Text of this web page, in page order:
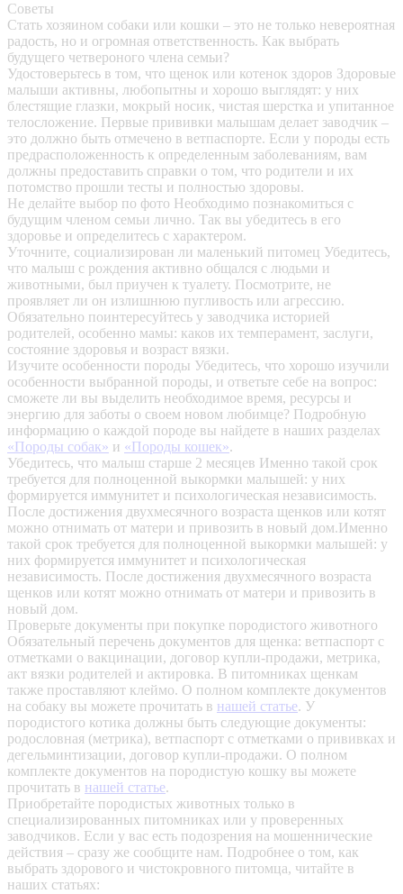
Советы
Стать хозяином собаки или кошки – это не только невероятная
радость, но и огромная ответственность. Как выбрать
будущего четвероного члена семьи?
Удостоверьтесь в том, что щенок или котенок здоров Здоровые
малыши активны, любопытны и хорошо выглядят: у них
блестящие глазки, мокрый носик, чистая шерстка и упитанное
телосложение. Первые прививки малышам делает заводчик –
это должно быть отмечено в ветпаспорте. Если у породы есть
предрасположенность к определенным заболеваниям, вам
должны предоставить справки о том, что родители и их
потомство прошли тесты и полностью здоровы.
Не делайте выбор по фото Необходимо познакомиться с
будущим членом семьи лично. Так вы убедитесь в его
здоровье и определитесь с характером.
Уточните, социализирован ли маленький питомец Убедитесь,
что малыш с рождения активно общался с людьми и
животными, был приучен к туалету. Посмотрите, не
проявляет ли он излишнюю пугливость или агрессию.
Обязательно поинтересуйтесь у заводчика историей
родителей, особенно мамы: каков их темперамент, заслуги,
состояние здоровья и возраст вязки.
Изучите особенности породы Убедитесь, что хорошо изучили
особенности выбранной породы, и ответьте себе на вопрос:
сможете ли вы выделить необходимое время, ресурсы и
энергию для заботы о своем новом любимце? Подробную
информацию о каждой породе вы найдете в наших разделах
«Породы собак» и «Породы кошек».
Убедитесь, что малыш старше 2 месяцев Именно такой срок
требуется для полноценной выкормки малышей: у них
формируется иммунитет и психологическая независимость.
После достижения двухмесячного возраста щенков или котят
можно отнимать от матери и привозить в новый дом.Именно
такой срок требуется для полноценной выкормки малышей: у
них формируется иммунитет и психологическая
независимость. После достижения двухмесячного возраста
щенков или котят можно отнимать от матери и привозить в
новый дом.
Проверьте документы при покупке породистого животного
Обязательный перечень документов для щенка: ветпаспорт с
отметками о вакцинации, договор купли-продажи, метрика,
акт вязки родителей и актировка. В питомниках щенкам
также проставляют клеймо. О полном комплекте документов
на собаку вы можете прочитать в нашей статье. У
породистого котика должны быть следующие документы:
родословная (метрика), ветпаспорт с отметками о прививках и
дегельминтизации, договор купли-продажи. О полном
комплекте документов на породистую кошку вы можете
прочитать в нашей статье.
Приобретайте породистых животных только в
специализированных питомниках или у проверенных
заводчиков. Если у вас есть подозрения на мошеннические
действия – сразу же сообщите нам. Подробнее о том, как
выбрать здорового и чистокровного питомца, читайте в
наших статьях: